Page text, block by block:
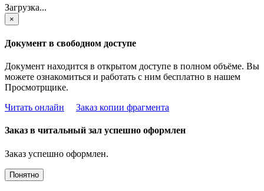
Загрузка...
×
Документ в свободном доступе
Документ находится в открытом доступе в полном объёме. Вы
можете ознакомиться и работать с ним бесплатно в нашем
Просмотрщике.
Читать онлайн
Заказ копии фрагмента
Заказ в читальный зал успешно оформлен
Заказ успешно оформлен.
Понятно